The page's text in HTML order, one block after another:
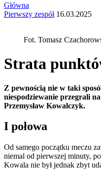
Główna
Pierwszy zespół 16.03.2025
Fot. Tomasz
Strata
Z pewnością nie w taki
niespodziewanie przegrali
Przemysław Kowalczyk.
I połowa
Od samego początku meczu
niemal od pierwszej minuty,
Kowala nie był jednak zbyt